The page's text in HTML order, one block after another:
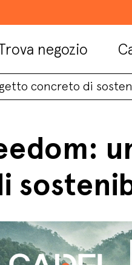
negozio
concreto di